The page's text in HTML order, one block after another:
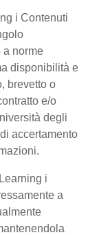
i Contenuti
a norme
disponibilità e
brevetto o
e/o
degli
accertamento
i
a